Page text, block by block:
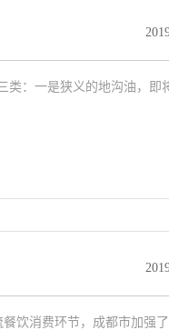
类：一是狭义的地沟油，即
饮消费环节，成都市加强